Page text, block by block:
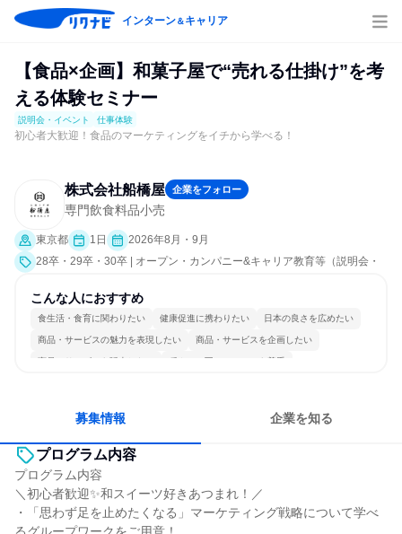
インターン＆キャリア
【食品×企画】和菓子屋で“売れる仕掛け”を考
える体験セミナー
説明会・イベント 仕事体験
初心者大歓迎！食品のマーケティングをイチから学べる！
株式会社船橋屋 企業をフォロー
専門飲食料品小売
東京都 1日
2026年8月・9月
28卒・29卒・30卒 | オープン・カンパニー&キャリア教育等（説明会・
会、業界研究]、仕事体験）
こんな人におすすめ
食生活・食育に関わりたい 健康促進に携わりたい 日本の良さを広めたい
商品・サービスの魅力を表現したい 商品・サービスを企画したい
商品・サービスを販売したい 穏やかで互いのペースを尊重
募集情報 企業を知る
プログラム内容
プログラム内容
＼初心者歓迎✨和スイーツ好きあつまれ！／
・「思わず足を止めたくなる」マーケティング戦略について学べ